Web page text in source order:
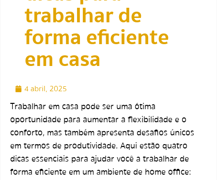
trabalhar de
forma eficiente
em casa
4 abril, 2025
Trabalhar em casa pode ser uma ótima
oportunidade para aumentar a flexibilidade e o
conforto, mas também apresenta desafios únicos
em termos de produtividade. Aqui estão quatro
dicas essenciais para ajudar você a trabalhar de
forma eficiente em um ambiente de home office: